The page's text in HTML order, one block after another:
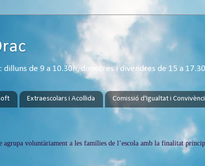
de 9 a 10.30h, dimecres i divendres de 15 a
Extraescolars i Acollida Comissió d'Igualtat i
agrupa voluntàriament a les famílies de l’escola amb la finalitat